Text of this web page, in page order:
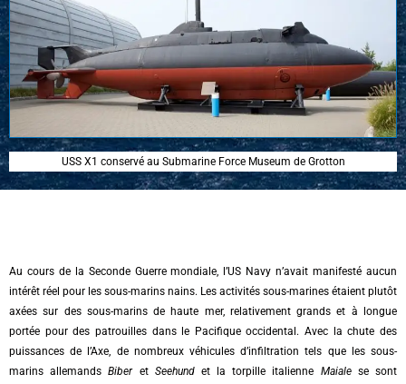
USS X1 conservé au Submarine Force Museum de Grotton
Au cours de la Seconde Guerre mondiale, l’US Navy n’avait manifesté aucun
intérêt réel pour les sous-marins nains. Les activités sous-marines étaient plutôt
axées sur des sous-marins de haute mer, relativement grands et à longue
portée pour des patrouilles dans le Pacifique occidental. Avec la chute des
puissances de l’Axe, de nombreux véhicules d’infiltration tels que les sous-
marins allemandsBiberet Seehundet la torpille italienne Maialese sont